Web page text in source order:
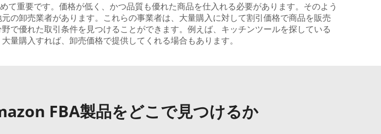
重要です。価格が低く、かつ品質も優れた商品を仕入れる必要があります。そのよう
の卸売業者があります。これらの事業者は、大量購入に対して割引価格で商品を販売
で優れた取引条件を見つけることができます。例えば、キッチンツールを探している
量購入すれば、卸売価格で提供してくれる場合もあります。
FBA製品をどこで見つけるか